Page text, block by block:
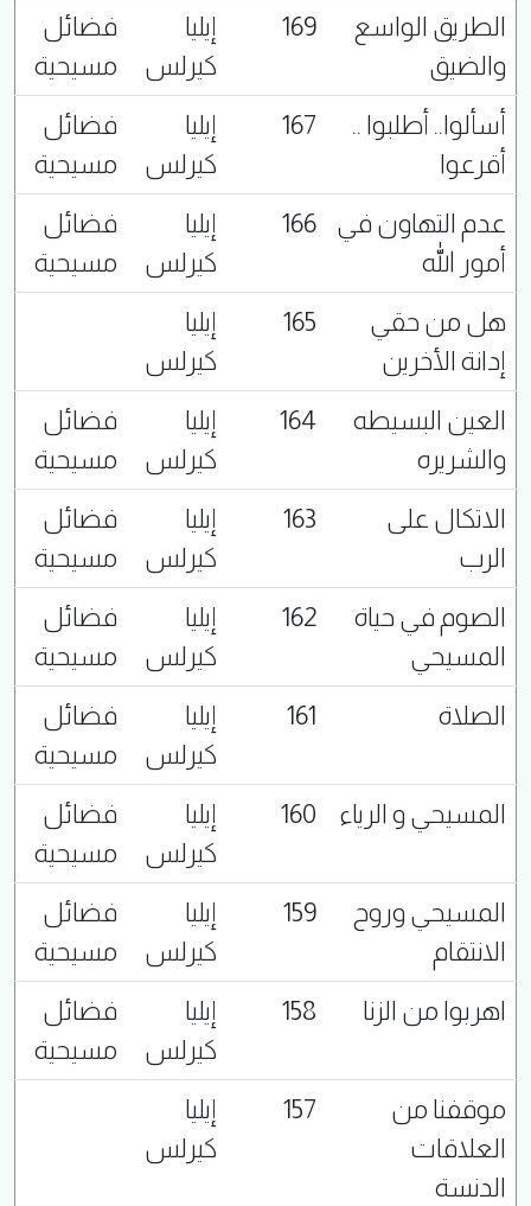
الطريق الواسع
والضيق
169
إيليا
كيرلس
فضائل
مسيحية
أسألوا.. أطلبوا ..
أقرعوا
167
إيليا
كيرلس
فضائل
مسيحية
عدم التهاون في
أمور الله
166
إيليا
كيرلس
فضائل
مسيحية
هل من حقي
إدانة الأخرين
165
إيليا
كيرلس
العين البسيطه
والشريره
164
إيليا
كيرلس
فضائل
مسيحية
الاتكال على
الرب
163
إيليا
كيرلس
فضائل
مسيحية
الصوم في حياة
المسيحي
162
إيليا
كيرلس
فضائل
مسيحية
الصلاة
161
إيليا
كيرلس
فضائل
مسيحية
المسيحي و الرياء
160
إيليا
كيرلس
فضائل
مسيحية
المسيحي وروح
الانتقام
159
إيليا
كيرلس
فضائل
مسيحية
اهربوا من الزنا
158
إيليا
كيرلس
فضائل
مسيحية
موقفنا من
العلاقات
الدنسة
157
إيليا
كيرلس